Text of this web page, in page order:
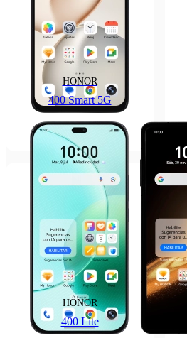
HONOR
400 Smart 5G
HONOR
400 Lite